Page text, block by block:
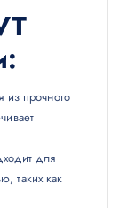
из прочного
для
таких как